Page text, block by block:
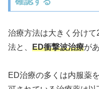
治療方法は大きく分けて
法と、 ED衝撃波治療が
ED治療の多くは内服薬